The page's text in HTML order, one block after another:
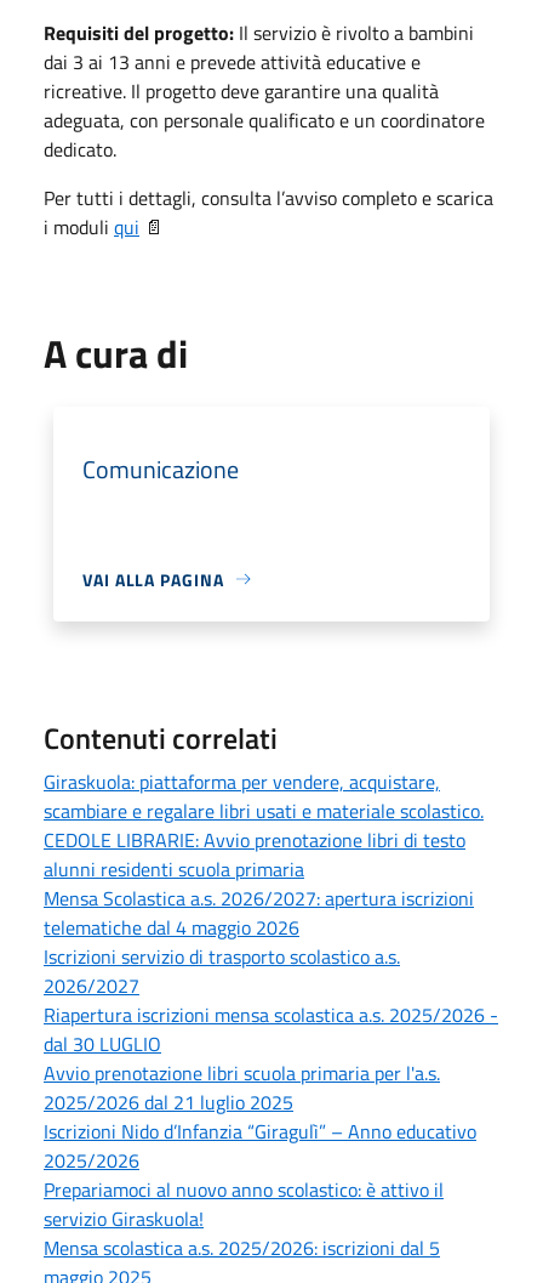
Requisiti del progetto: Il servizio è rivolto a bambini
dai 3 ai 13 anni e prevede attività educative e
ricreative. Il progetto deve garantire una qualità
adeguata, con personale qualificato e un coordinatore
dedicato.
Per tutti i dettagli, consulta l’avviso completo e scarica
i moduli qui 📄
A cura di
Comunicazione
VAI ALLA PAGINA
Contenuti correlati
Giraskuola: piattaforma per vendere, acquistare,
scambiare e regalare libri usati e materiale scolastico.
CEDOLE LIBRARIE: Avvio prenotazione libri di testo
alunni residenti scuola primaria
Mensa Scolastica a.s. 2026/2027: apertura iscrizioni
telematiche dal 4 maggio 2026
Iscrizioni servizio di trasporto scolastico a.s.
2026/2027
Riapertura iscrizioni mensa scolastica a.s. 2025/2026 -
dal 30 LUGLIO
Avvio prenotazione libri scuola primaria per l'a.s.
2025/2026 dal 21 luglio 2025
Iscrizioni Nido d’Infanzia “Giragulì” – Anno educativo
2025/2026
Prepariamoci al nuovo anno scolastico: è attivo il
servizio Giraskuola!
Mensa scolastica a.s. 2025/2026: iscrizioni dal 5
maggio 2025